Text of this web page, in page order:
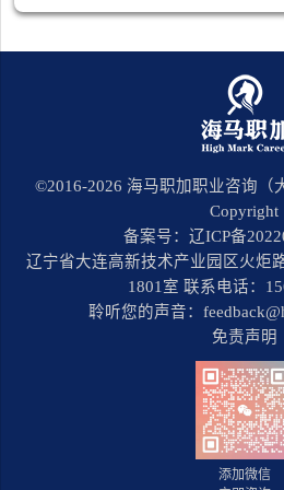
©2016-2026 海马职加职业咨询（
Copyright
备案号：辽ICP备
辽宁省大连高新技术产业园区火炬
1801室 联系电话：
聆听您的声音：
免责声明
添加微信